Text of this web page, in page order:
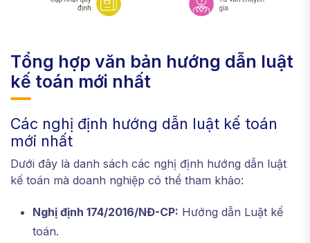
Tổng hợp văn bản hướng dẫn luật
kế toán mới nhất
Các nghị định hướng dẫn luật kế toán
mới nhất
Dưới đây là danh sách các nghị định hướng dẫn luật
kế toán mà doanh nghiệp có thể tham khảo:
Nghị định 174/2016/NĐ-CP: Hướng dẫn Luật kế
toán.